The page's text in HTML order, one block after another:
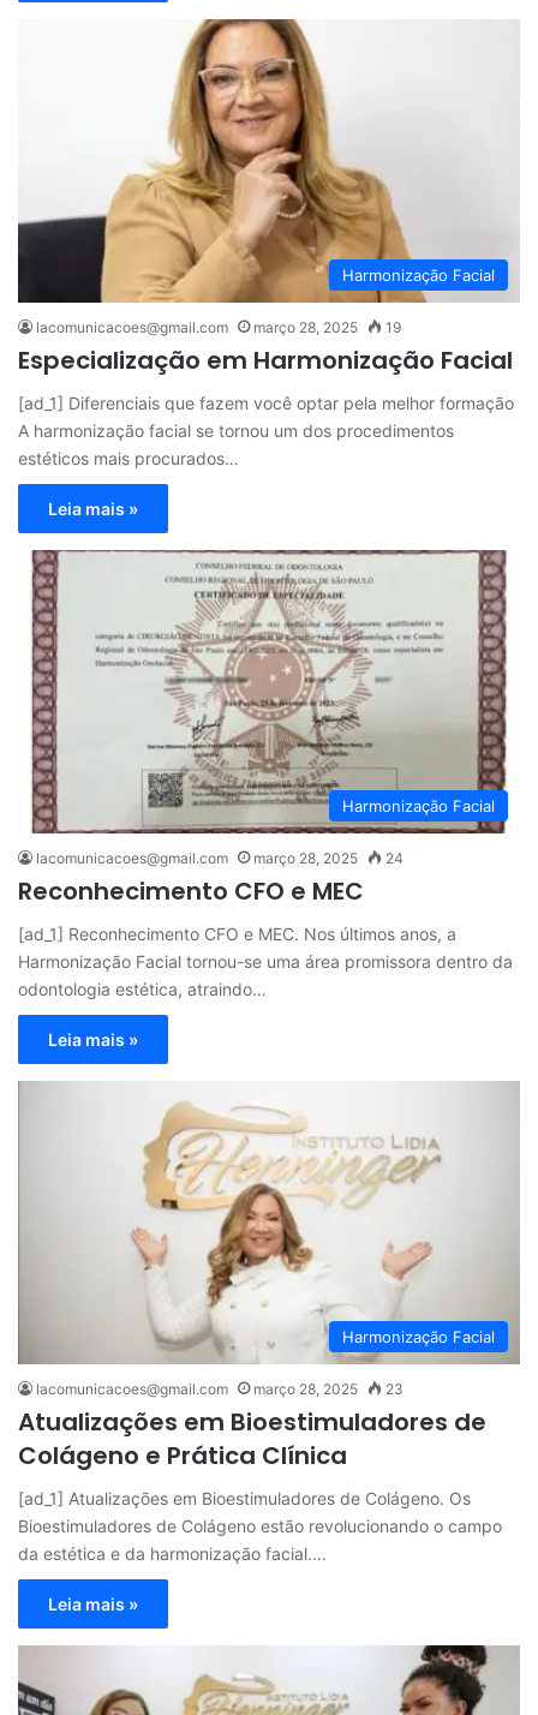
Harmonização Facial
lacomunicacoes@gmail.com março 28, 2025 19
Especialização em Harmonização Facial
[ad_1] Diferenciais que fazem você optar pela melhor formação
A harmonização facial se tornou um dos procedimentos
estéticos mais procurados…
Leia mais »
Harmonização Facial
lacomunicacoes@gmail.com março 28, 2025 24
Reconhecimento CFO e MEC
[ad_1] Reconhecimento CFO e MEC. Nos últimos anos, a
Harmonização Facial tornou-se uma área promissora dentro da
odontologia estética, atraindo…
Leia mais »
Harmonização Facial
lacomunicacoes@gmail.com março 28, 2025 23
Atualizações em Bioestimuladores de
Colágeno e Prática Clínica
[ad_1] Atualizações em Bioestimuladores de Colágeno. Os
Bioestimuladores de Colágeno estão revolucionando o campo
da estética e da harmonização facial.…
Leia mais »